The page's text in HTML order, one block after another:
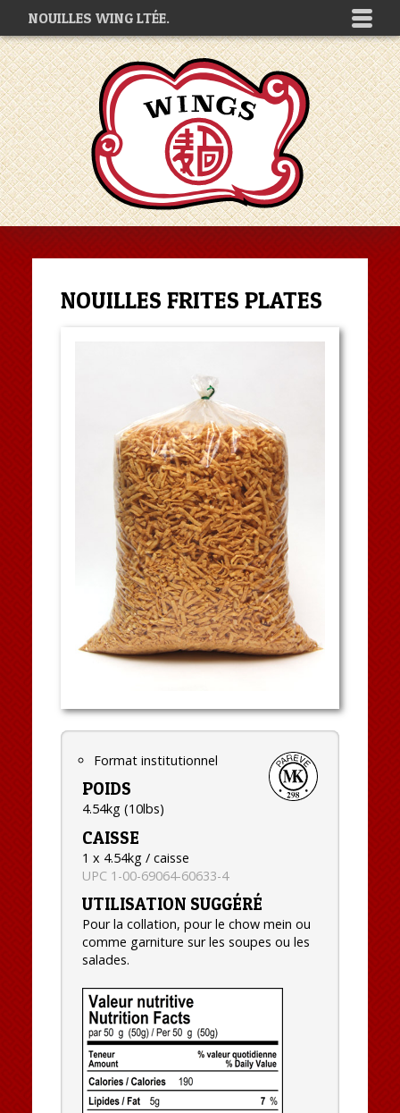
NOUILLES WING LTÉE.
NOUILLES FRITES PLATES
Format institutionnel
POIDS
4.54kg (10lbs)
CAISSE
1 x 4.54kg / caisse
UPC 1-00-69064-60633-4
UTILISATION SUGGÉRÉ
Pour la collation, pour le chow mein ou
comme garniture sur les soupes ou les
salades.